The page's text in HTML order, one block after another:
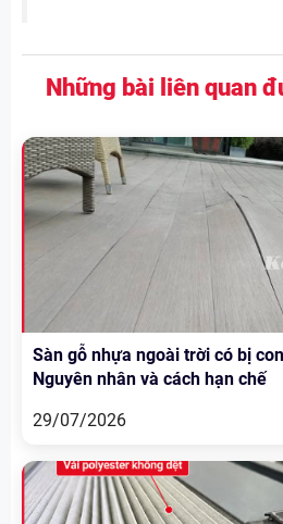
Những bài liên quan
Sàn gỗ nhựa ngoài trời có bị
Nguyên nhân và cách hạn chế
29/07/2026